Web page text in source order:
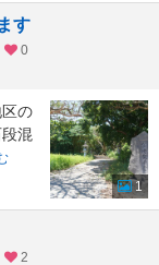
す
0
の
混
1
2